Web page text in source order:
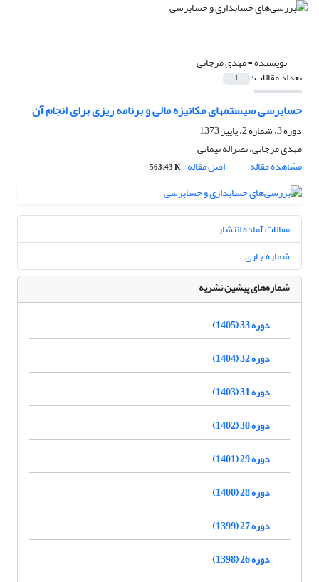
نویسنده =‌مهدی مرجانی
تعداد مقالات: 1
حسابرسی سیستمهای مکانیزه مالی و برنامه ریزی برای انجام آن
دوره 3، شماره 2، پاییز 1373
‌مهدی مرجانی، نصراله تیمانی
مشاهده مقاله
اصل مقاله 563.43 K
مقالات آماده انتشار
شماره جاری
شماره‌های پیشین نشریه
دوره 33 (1405)
دوره 32 (1404)
دوره 31 (1403)
دوره 30 (1402)
دوره 29 (1401)
دوره 28 (1400)
دوره 27 (1399)
دوره 26 (1398)